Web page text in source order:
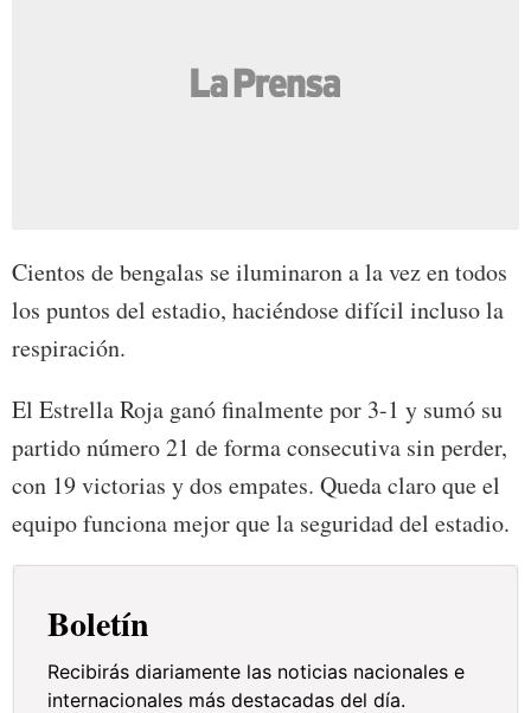
Cientos de bengalas se iluminaron a la vez en todos
los puntos del estadio, haciéndose difícil incluso la
respiración.
El Estrella Roja ganó finalmente por 3-1 y sumó su
partido número 21 de forma consecutiva sin perder,
con 19 victorias y dos empates. Queda claro que el
equipo funciona mejor que la seguridad del estadio.
Boletín
Recibirás diariamente las noticias nacionales e
internacionales más destacadas del día.